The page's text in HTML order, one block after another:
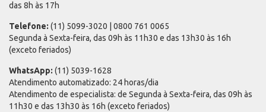
das 8h às 17h
Telefone: (11) 5099-3020 | 0800 761 0065
Segunda à Sexta-feira, das 09h às 11h30 e das 13h30 às 16h
(exceto feriados)
WhatsApp: (11) 5039-1628
Atendimento automatizado: 24 horas/dia
Atendimento de especialista: de Segunda à Sexta-feira, das 09h às
11h30 e das 13h30 às 16h (exceto feriados)